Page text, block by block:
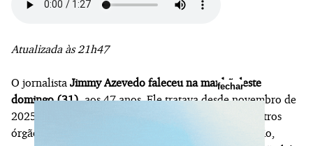
Atualizada às 21h47
O jornalista Jimmy Azevedo faleceu na manhã deste
domingo (31), aos 47 anos. Ele tratava desde novembro de
2025 um câncer de pulmão que se espalhou para outros
órgãos. A doença se agravou ao longo do mês de maio,
fechar